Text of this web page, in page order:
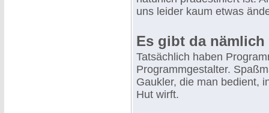
uns leider kaum etwas
Es gibt da
Tatsächlich haben
Programmgestalter.
Gaukler, die man bedient,
Hut wirft.